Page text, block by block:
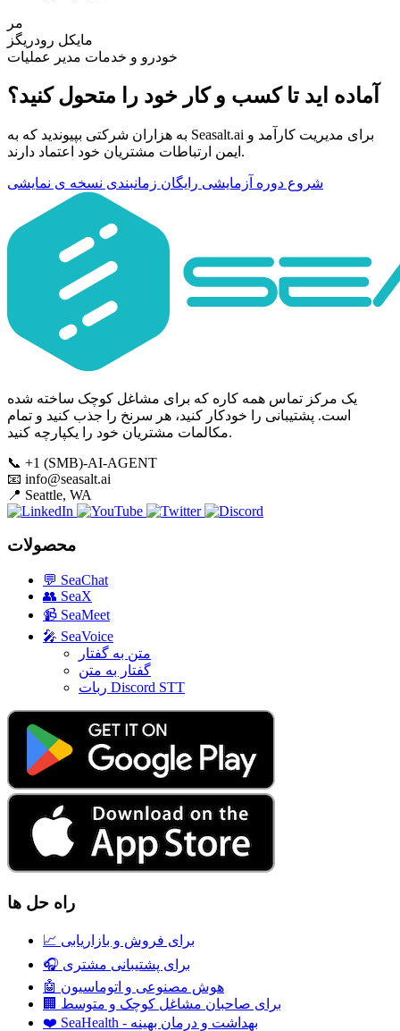
مر
مایکل رودریگز
خودرو و خدمات مدیر عملیات
آماده اید تا کسب و کار خود را متحول کنید؟
به هزاران شرکتی بپیوندید که به Seasalt.ai برای مدیریت کارآمد و
ایمن ارتباطات مشتریان خود اعتماد دارند.
شروع دوره آزمایشی رایگان زمانبندی نسخه ی نمایشی
یک مرکز تماس همه کاره که برای مشاغل کوچک ساخته شده
است. پشتیبانی را خودکار کنید، هر سرنخ را جذب کنید و تمام
مکالمات مشتریان خود را یکپارچه کنید.
📞 +1 (SMB)-AI-AGENT
📧 info@seasalt.ai
📍 Seattle, WA
محصولات
💬 SeaChat
👥 SeaX
📹 SeaMeet
🎤 SeaVoice
متن به گفتار
گفتار به متن
ربات Discord STT
راه حل ها
📈 برای فروش و بازاریابی
🎧 برای پشتیبانی مشتری
🤖 هوش مصنوعی و اتوماسیون
🏢 برای صاحبان مشاغل کوچک و متوسط
❤️
SeaHealth - بهداشت و درمان بهینه